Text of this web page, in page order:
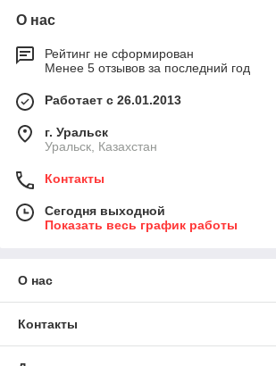
О нас
Рейтинг не сформирован
Менее 5 отзывов за последний год
Работает с 26.01.2013
г. Уральск
Уральск, Казахстан
Контакты
Сегодня выходной
Показать весь график работы
О нас
Контакты